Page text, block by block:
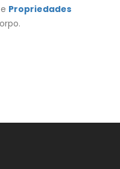
e Propriedades